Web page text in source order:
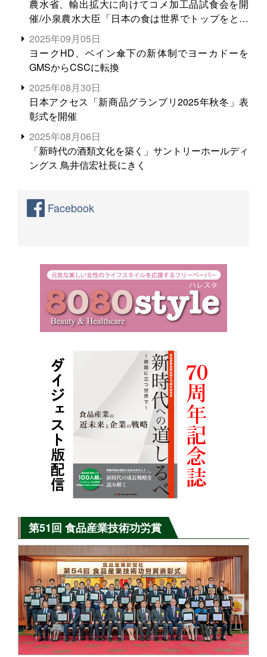
農水省、輸出拡大に向けてコメ加工品試食会を開
催/小泉農水大臣「日本の食は世界でトップをとれ
る。米増産に向けて、米輸出需要の拡大を」
2025年09月05日
ヨークHD、ベイン傘下の新体制でヨーカドーを
GMSからCSCに転換
2025年08月30日
日本アクセス「新商品グランプリ2025年秋冬」表
彰式を開催
2025年08月06日
「新時代の酒類文化を築く」サントリーホールディ
ングス 鳥井信宏社長にきく
Facebook
第51回 食品産業技術功労賞